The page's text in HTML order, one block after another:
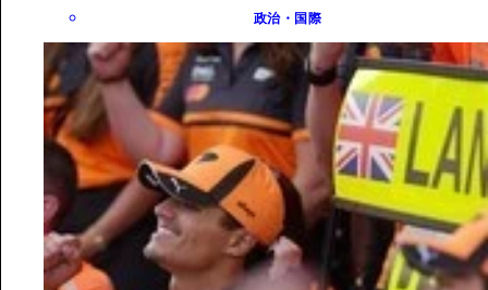
政治・国際